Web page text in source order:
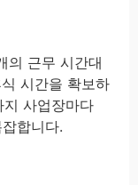
의 근무 시간대
시간을 확보하
사업장마다
합니다.